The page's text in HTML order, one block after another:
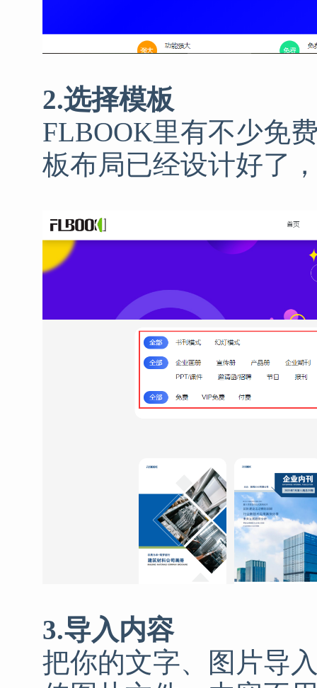
2.选择模板
FLBOOK里有不少免
板布局已经设计好了
3.导入内容
把你的文字、图片导